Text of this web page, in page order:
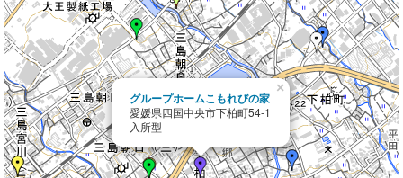
グループホームこもれびの家
愛媛県四国中央市下柏町54-1
入所型
×